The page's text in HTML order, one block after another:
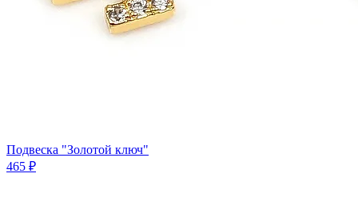
Подвеска "Золотой ключ"
465 ₽